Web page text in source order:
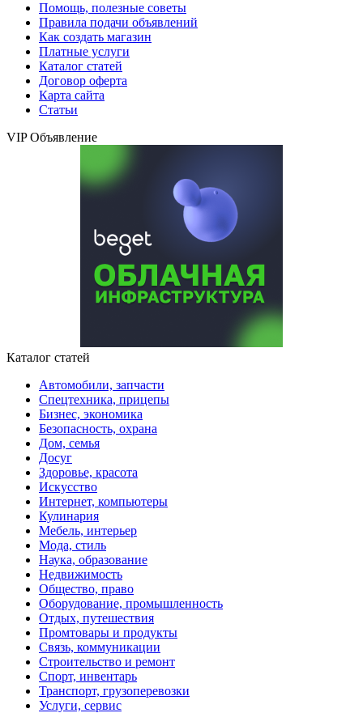
Помощь, полезные советы
Правила подачи объявлений
Как создать магазин
Платные услуги
Каталог статей
Договор оферта
Карта сайта
Статьи
VIP Объявление
Каталог статей
Автомобили, запчасти
Спецтехника, прицепы
Бизнес, экономика
Безопасность, охрана
Дом, семья
Досуг
Здоровье, красота
Искусство
Интернет, компьютеры
Кулинария
Мебель, интерьер
Мода, стиль
Наука, образование
Недвижимость
Общество, право
Оборудование, промышленность
Отдых, путешествия
Промтовары и продукты
Связь, коммуникации
Строительство и ремонт
Спорт, инвентарь
Транспорт, грузоперевозки
Услуги, сервис